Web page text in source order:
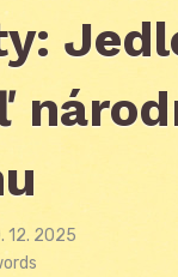
12. 2025